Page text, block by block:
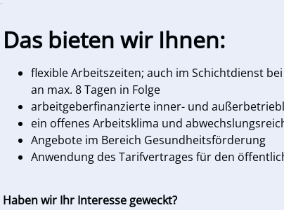
Das bieten wir Ihnen:
flexible Arbeitszeiten; auch im Schichtdienst
an max. 8 Tagen in Folge
arbeitgeberfinanzierte inner- und
ein offenes Arbeitsklima und
Angebote im Bereich Gesundheitsförderung
Anwendung des Tarifvertrages für den
Haben wir Ihr Interesse geweckt?